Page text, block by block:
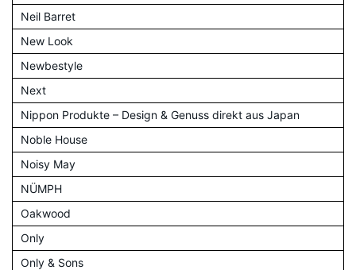
Neil Barret
New Look
Newbestyle
Next
Nippon Produkte – Design & Genuss direkt aus Japan
Noble House
Noisy May
NÜMPH
Oakwood
Only
Only & Sons